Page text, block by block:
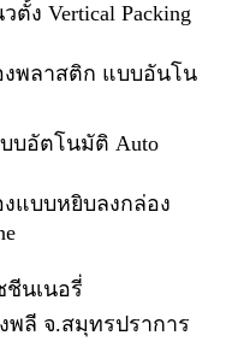
ง Vertical Packing
งพลาสติก แบบอันโน
บอัตโนมัติ Auto
แบบหยิบลงกล่อง
นเนอรี่
พลี จ.สมุทรปราการ